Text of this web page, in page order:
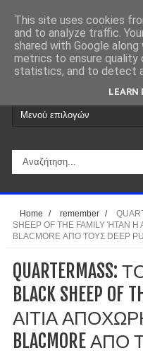
Home / remember /
SHEEP OF THE FAMILY ΉΤΑΝ
BLACMORE ΑΠΟ ΤΟΥΣ DEEP
BLACK SHEEP
ΑΙΤΙΑ
BLACMORE ΑΠΟ
This site uses cookies
and to analyze traffic.
shared with Google
metrics to ensure quality
statistics, and to detect
LEARN